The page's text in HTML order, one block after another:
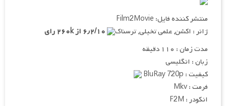
منتشر کننده فایل: Film2Movie
ژانر : اکشن, علمی تخیلی, ترسناک
مدت زمان : ۱۱۰ دقیقه
زبان : انگلیسی
کیفیت : BluRay 720p
فرمت : Mkv
انکودر : F2M